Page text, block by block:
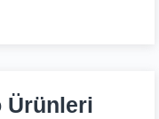
Ürünleri